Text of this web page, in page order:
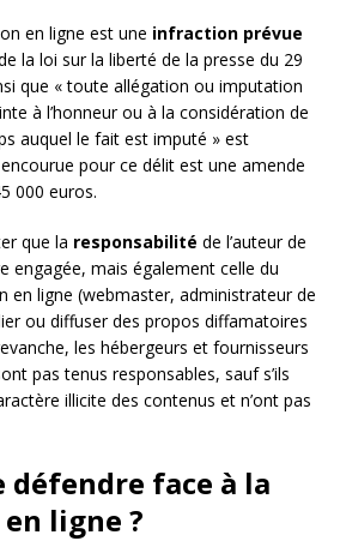
en ligne est une infraction prévue
la loi sur la liberté de la presse du 29
que « toute allégation ou imputation
à l’honneur ou à la considération de
auquel le fait est imputé » est
pour ce délit est une amende
000 euros.
que la responsabilité de l’auteur de
engagée, mais également celle du
en ligne (webmaster, administrateur de
ou diffuser des propos diffamatoires
les hébergeurs et fournisseurs
pas tenus responsables, sauf s’ils
illicite des contenus et n’ont pas
défendre face à la
ligne ?